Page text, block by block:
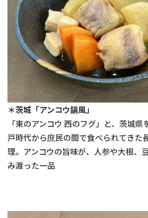
＊茨城「アンコウ鍋風」
「東のアンコウ 西のフグ」と、茨城
戸時代から庶民の間で食べられてきた
理。アンコウの旨味が、人参や大根、
み渡った一品